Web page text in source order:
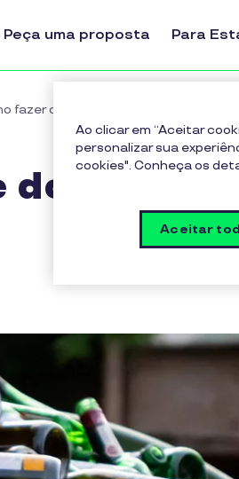
Peça uma proposta Para
fazer o descarte do lixo do
lixo do
Ao clicar em “Aceitar
personalizar sua
cookies". Conheça os
Aceitar